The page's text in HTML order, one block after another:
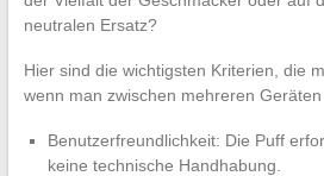
neutralen Ersatz?
Hier sind die wichtigsten Kriterien, die
wenn man zwischen mehreren
Benutzerfreundlichkeit: Die Puff
keine technische Handhabung.